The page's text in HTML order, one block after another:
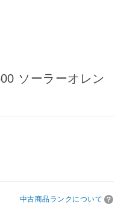
ソーラーオレン
中古商品ランクについて